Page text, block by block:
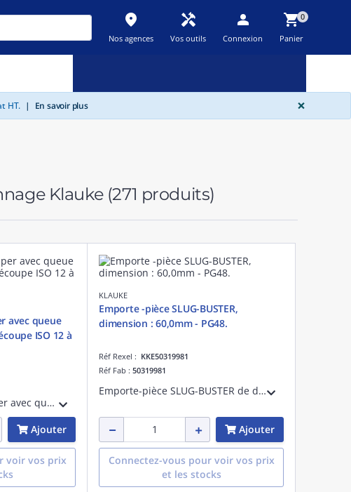
place
Nos agences
handyman
Vos outils
person
Connexion
shopping_cart0
Panier
HT. | En savoir plus ×
Klauke (271 produits)
avec queue
ISO 12 à
Foret étagé Kwik Stepper avec queue ROTASTOP de ø 6,0mm, 6 étages de découpe ISO12/16/20/25/32/40
Ajouter
voir vos prix
KLAUKE
Emporte -pièce SLUG-BUSTER,
dimension : 60,0mm - PG48.
Réf Rexel : KKE50319981
Réf Fab : 50319981
Emporte-pièce SLUG-BUSTER de diamètre 60,0mm - PG48. Système comprenant un axe avec butée à billes, le poinçon et la matrice de diamètre 60,0mm pour une utilisation manuelle ou hydraulique
Ajouter
Connectez-vous pour voir vos prix
et les stocks